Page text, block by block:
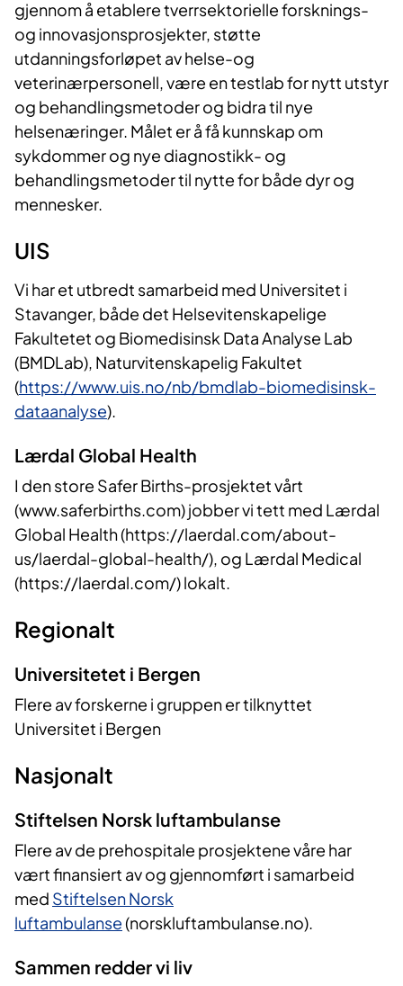
gjennom å etablere tverrsektorielle forsknings-
og innovasjonsprosjekter, støtte
utdanningsforløpet av helse-og
veterinærpersonell, være en testlab for nytt utstyr
og behandlingsmetoder og bidra til nye
helsenæringer. Målet er å få kunnskap om
sykdommer og nye diagnostikk- og
behandlingsmetoder til nytte for både dyr og
mennesker.
UIS
Vi har et utbredt samarbeid med Universitet i
Stavanger, både det Helsevitenskapelige
Fakultetet og Biomedisinsk Data Analyse Lab
(BMDLab), Naturvitenskapelig Fakultet
(https://www.uis.no/nb/bmdlab-biomedisinsk-
dataanalyse).
Lærdal Global Health
I den store Safer Births-prosjektet vårt
(www.saferbirths.com) jobber vi tett med Lærdal
Global Health (https://laerdal.com/about-
us/laerdal-global-health/), og Lærdal Medical
(https://laerdal.com/) lokalt.
Regionalt
Universitetet i Bergen
Flere av forskerne i gruppen er tilknyttet
Universitet i Bergen
Nasjonalt
Stiftelsen Norsk luftambulanse
Flere av de prehospitale prosjektene våre har
vært finansiert av og gjennomført i samarbeid
med Stiftelsen Norsk
luftambulanse(norskluftambulanse.no).
Sammen redder vi liv